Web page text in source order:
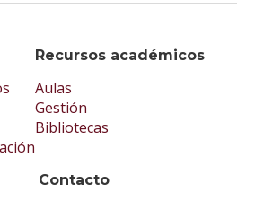
Recursos académicos
Aulas
Gestión
Bibliotecas
Contacto